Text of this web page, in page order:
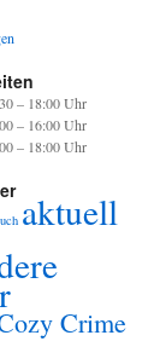
– 18:00 Uhr
– 16:00 Uhr
– 18:00 Uhr
aktuell
Crime